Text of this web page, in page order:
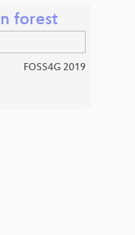
forest
FOSS4G 2019